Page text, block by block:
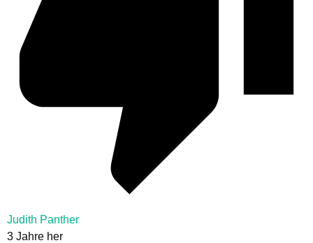
Judith Panther
3 Jahre her